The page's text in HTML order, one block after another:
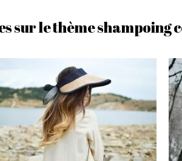
sur le thème shampoing